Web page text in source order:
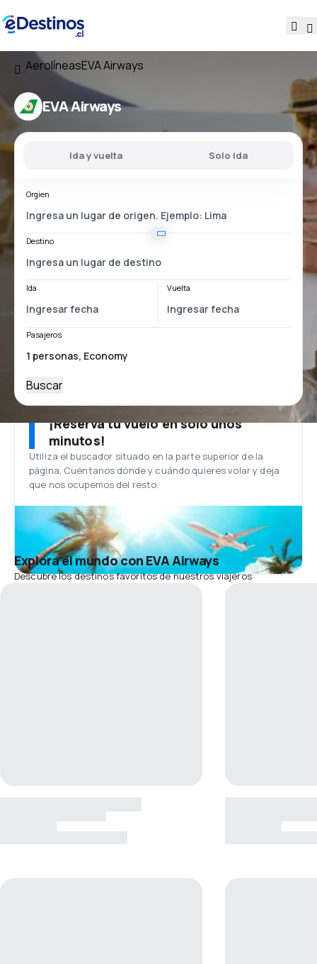
AerolíneasEVA Airways
EVA Airways
Ida y vuelta Solo ida
Orgien
Destino
Ida Vuelta
Pasajeros
Buscar
¡Reserva tu vuelo en solo unos
minutos!
Utiliza el buscador situado en la parte superior de la
página. Cuéntanos dónde y cuándo quieres volar y deja
que nos ocupemos del resto.
Explora el mundo con EVA Airways
Descubre los destinos favoritos de nuestros viajeros